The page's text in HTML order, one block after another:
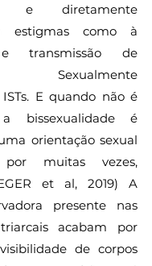
e diretamente
estigmas como à
transmissão de
Sexualmente
ISTs. E quando não é
a bissexualidade é
orientação sexual
muitas vezes,
et al, 2019) A
presente nas
acabam por
de corpos